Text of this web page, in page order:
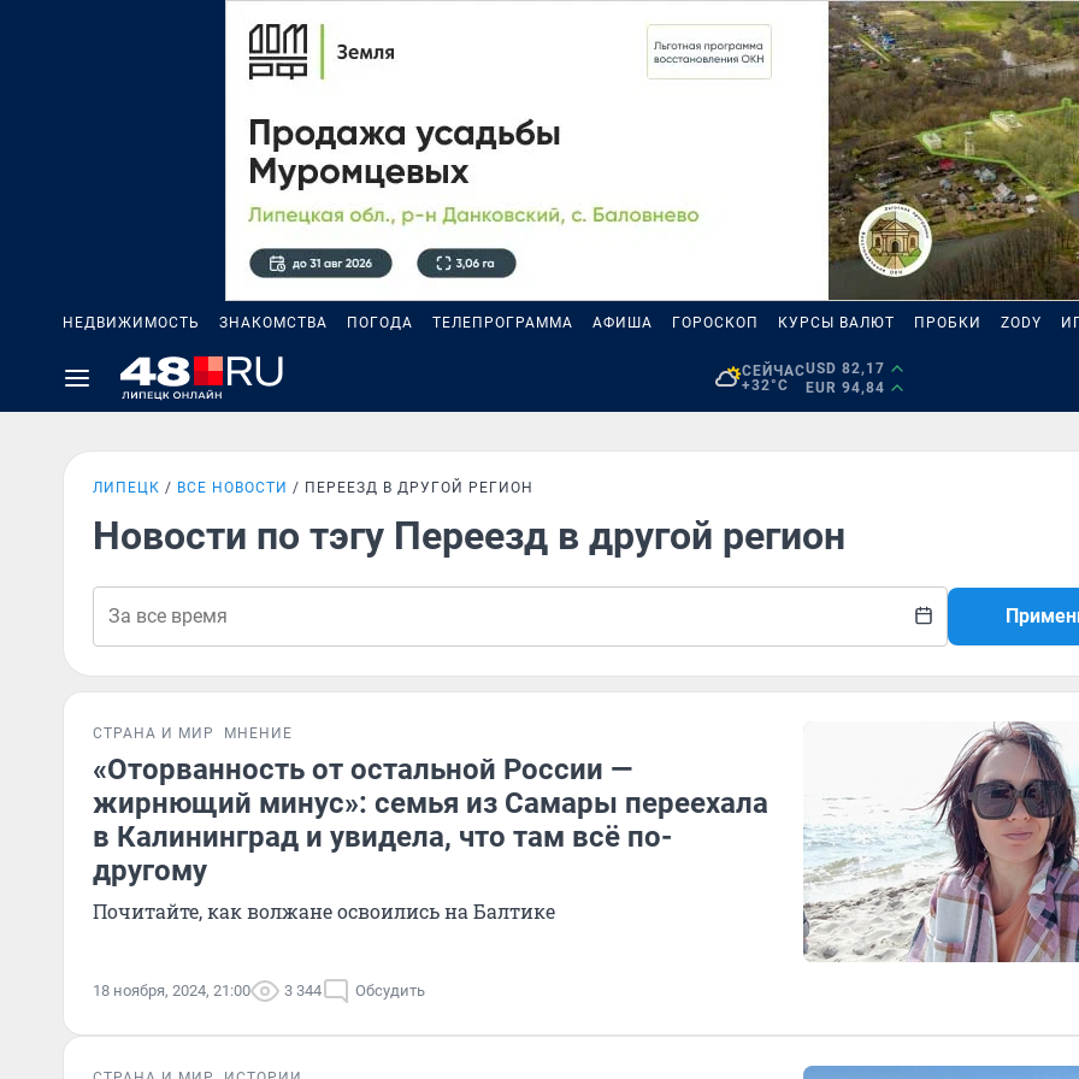
НЕДВИЖИМОСТЬ ЗНАКОМСТВА ПОГОДА ТЕЛЕПРОГРАММА АФИША ГОРОСКОП КУРСЫ ВАЛЮТ ПРОБКИ ZODY
СЕЙЧАС
+32°C
USD 82,17
EUR 94,84
ЛИПЕЦК ВСЕ НОВОСТИ ПЕРЕЕЗД В ДРУГОЙ РЕГИОН
Новости по тэгу Переезд в другой регион
СТРАНА И МИР МНЕНИЕ
«Оторванность от остальной России —
жирнющий минус»: семья из Самары переехала
в Калининград и увидела, что там всё по-
другому
Почитайте, как волжане освоились на Балтике
18 ноября, 2024, 21:00 3 344 Обсудить